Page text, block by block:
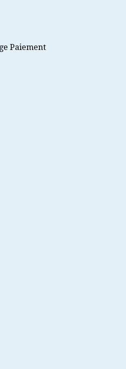
Paiement